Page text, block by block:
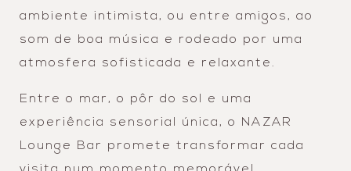
ambiente intimista, ou entre amigos, ao
som de boa música e rodeado por uma
atmosfera sofisticada e relaxante.
Entre o mar, o pôr do sol e uma
experiência sensorial única, o NAZAR
Lounge Bar promete transformar cada